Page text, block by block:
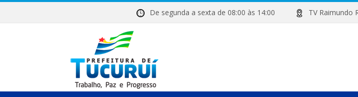
De segunda a sexta de 08:00 às 14:00 TV